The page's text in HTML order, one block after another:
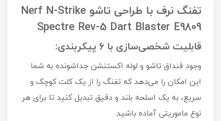
تفنگ نرف با طراحی تاشو Nerf N-Strike
Spectre Rev-5 Dart Blaster E9809
قابلیت شخصی‌سازی با ۶ پیکربندی:
وجود قنداق تاشو و لوله اکستنشن جداشونده به شما
این امکان را می‌دهد که تفنگ را از یک کلت کوچک و
سریع، به یک اسلحه بلند و دقیق تبدیل کنید تا برای هر
نوع ماموریتی آماده باشید.